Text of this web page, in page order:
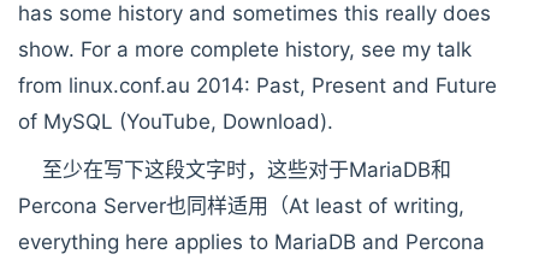
has some history and sometimes this really does
show. For a more complete history, see my talk
from linux.conf.au 2014: Past, Present and Future
of MySQL (YouTube, Download).
至少在写下这段文字时，这些对于MariaDB和
Percona Server也同样适用（At least of writing,
everything here applies to MariaDB and Percona